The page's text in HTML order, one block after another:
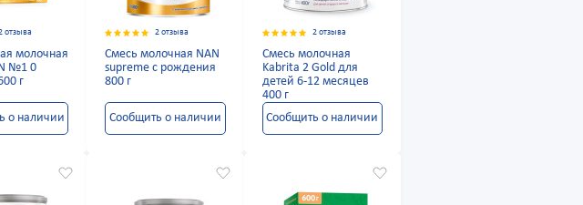
отзыва
молочная
№1 0
г
о наличии
2 отзыва
Смесь молочная NAN
supreme с рождения
800 г
Сообщить о наличии
2 отзыва
Смесь молочная
Kabrita 2 Gold для
детей 6-12 месяцев
400 г
Сообщить о наличии